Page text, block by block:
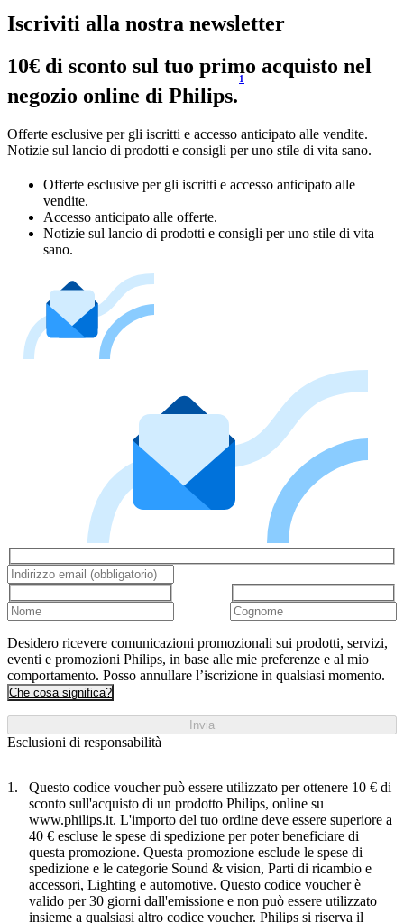
Iscriviti alla nostra newsletter
10€ di sconto sul tuo primo acquisto nel
negozio online di Philips.
1
Offerte esclusive per gli iscritti e accesso anticipato alle vendite.
Notizie sul lancio di prodotti e consigli per uno stile di vita sano.
Offerte esclusive per gli iscritti e accesso anticipato alle
vendite.
Accesso anticipato alle offerte.
Notizie sul lancio di prodotti e consigli per uno stile di vita
sano.
Desidero ricevere comunicazioni promozionali sui prodotti, servizi,
eventi e promozioni Philips, in base alle mie preferenze e al mio
comportamento. Posso annullare l’iscrizione in qualsiasi momento.
Che cosa significa?
Invia
Esclusioni di responsabilità
Questo codice voucher può essere utilizzato per ottenere 10 € di
sconto sull'acquisto di un prodotto Philips, online su
www.philips.it. L'importo del tuo ordine deve essere superiore a
40 € escluse le spese di spedizione per poter beneficiare di
questa promozione. Questa promozione esclude le spese di
spedizione e le categorie Sound & vision, Parti di ricambio e
accessori, Lighting e automotive. Questo codice voucher è
valido per 30 giorni dall'emissione e non può essere utilizzato
insieme a qualsiasi altro codice voucher. Philips si riserva il